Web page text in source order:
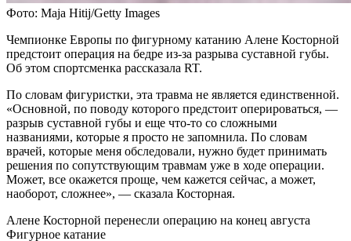
Фото: Maja Hitij/Getty Images
Чемпионке Европы по фигурному катанию Алене Косторной
предстоит операция на бедре из-за разрыва суставной губы.
Об этом спортсменка рассказала RT.
По словам фигуристки, эта травма не является единственной.
«Основной, по поводу которого предстоит оперироваться, —
разрыв суставной губы и еще что-то со сложными
названиями, которые я просто не запомнила. По словам
врачей, которые меня обследовали, нужно будет принимать
решения по сопутствующим травмам уже в ходе операции.
Может, все окажется проще, чем кажется сейчас, а может,
наоборот, сложнее», — сказала Косторная.
Алене Косторной перенесли операцию на конец августа
Фигурное катание